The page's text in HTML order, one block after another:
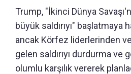
Trump, "İkinci Dünya
büyük saldırıyı" başlatmaya
ancak Körfez liderlerinden
gelen saldırıyı durdurma ve
olumlu karşılık vererek